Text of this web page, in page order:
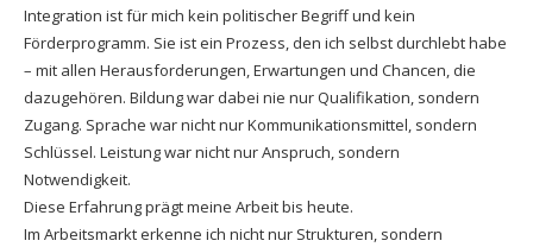
Integration ist für mich kein politischer Begriff und kein
Förderprogramm. Sie ist ein Prozess, den ich selbst durchlebt habe
– mit allen Herausforderungen, Erwartungen und Chancen, die
dazugehören. Bildung war dabei nie nur Qualifikation, sondern
Zugang. Sprache war nicht nur Kommunikationsmittel, sondern
Schlüssel. Leistung war nicht nur Anspruch, sondern
Notwendigkeit.
Diese Erfahrung prägt meine Arbeit bis heute.
Im Arbeitsmarkt erkenne ich nicht nur Strukturen, sondern